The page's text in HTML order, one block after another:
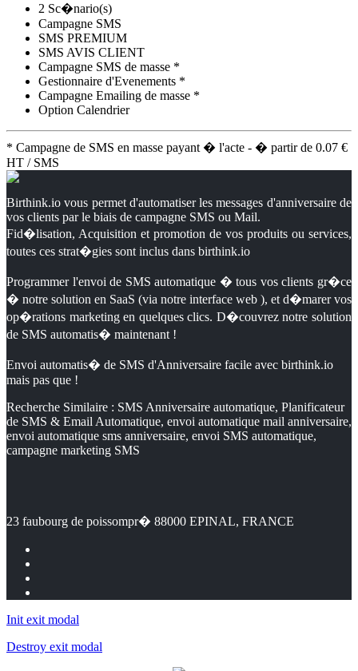
2 Sc�nario(s)
Campagne SMS
SMS PREMIUM
SMS AVIS CLIENT
Campagne SMS de masse *
Gestionnaire d'Evenements *
Campagne Emailing de masse *
Option Calendrier
* Campagne de SMS en masse payant � l'acte - � partir de 0.07 €
HT / SMS
Birthink.io vous permet d'automatiser les messages d'anniversaire de
vos clients par le biais de campagne SMS ou Mail.
Fid�lisation, Acquisition et promotion de vos produits ou services,
toutes ces strat�gies sont inclus dans birthink.io
Programmer l'envoi de SMS automatique � tous vos clients gr�ce
� notre solution en SaaS (via notre interface web ), et d�marer vos
op�rations marketing en quelques clics. D�couvrez notre solution
de SMS automatis� maintenant !
Envoi automatis� de SMS d'Anniversaire facile avec birthink.io
mais pas que !
Recherche Similaire : SMS Anniversaire automatique, Planificateur
de SMS & Email Automatique, envoi automatique mail anniversaire,
envoi automatique sms anniversaire, envoi SMS automatique,
campagne marketing SMS
23 faubourg de poissompr� 88000 EPINAL, FRANCE
Init exit modal
Destroy exit modal